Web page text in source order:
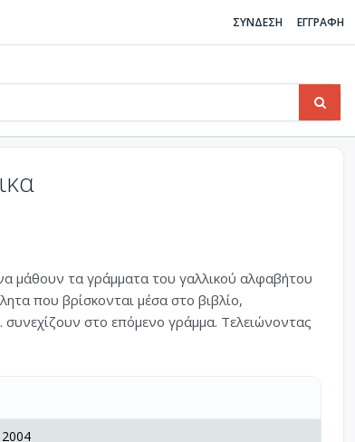
ΣΥΝΔΕΣΗ ΕΓΓΡΑΦΗ
μάθουν τα γράμματα του γαλλικού αλφαβήτου
που βρίσκονται μέσα στο βιβλίο,
συνεχίζουν στο επόμενο γράμμα. Τελειώνοντας